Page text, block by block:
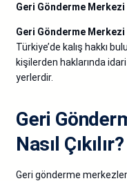
Geri Gönderme Merkezi
Geri Gönderme
Türkiye’de kalış hakkı
kişilerden haklarında
yerlerdir.
Geri
Nasıl Çıkılır?
Geri gönderme